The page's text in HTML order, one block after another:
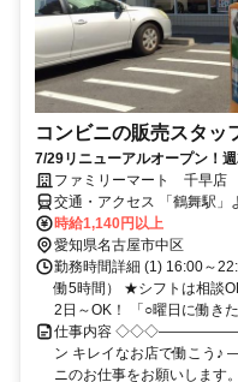
コンビニの販売スタッ
7/29リニューアルオープン！
ファミリーマート 千早店
交通・アクセス 「鶴舞駅」
（若宮大通沿い）
時給1,140円以上
愛知県名古屋市中区
勤務時間詳細 (1) 16:00～
働5時間） ★シフトは相談
2日～OK！ 「○曜日に働き
仕事内容
ン キレイなお店で働
ニのお仕事をお願いします